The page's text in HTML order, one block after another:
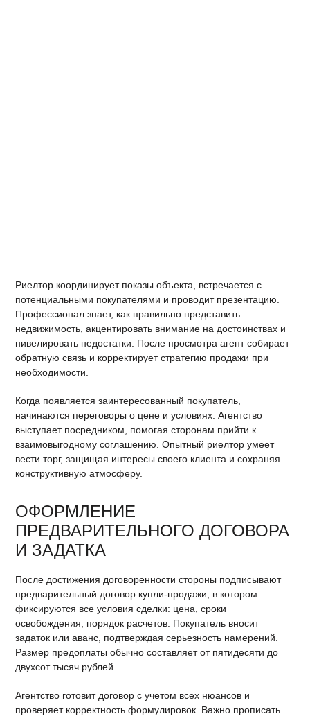
Риелтор координирует показы объекта, встречается с
потенциальными покупателями и проводит презентацию.
Профессионал знает, как правильно представить
недвижимость, акцентировать внимание на достоинствах и
нивелировать недостатки. После просмотра агент собирает
обратную связь и корректирует стратегию продажи при
необходимости.
Когда появляется заинтересованный покупатель,
начинаются переговоры о цене и условиях. Агентство
выступает посредником, помогая сторонам прийти к
взаимовыгодному соглашению. Опытный риелтор умеет
вести торг, защищая интересы своего клиента и сохраняя
конструктивную атмосферу.
ОФОРМЛЕНИЕ
ПРЕДВАРИТЕЛЬНОГО ДОГОВОРА
И ЗАДАТКА
После достижения договоренности стороны подписывают
предварительный договор купли-продажи, в котором
фиксируются все условия сделки: цена, сроки
освобождения, порядок расчетов. Покупатель вносит
задаток или аванс, подтверждая серьезность намерений.
Размер предоплаты обычно составляет от пятидесяти до
двухсот тысяч рублей.
Агентство готовит договор с учетом всех нюансов и
проверяет корректность формулировок. Важно прописать